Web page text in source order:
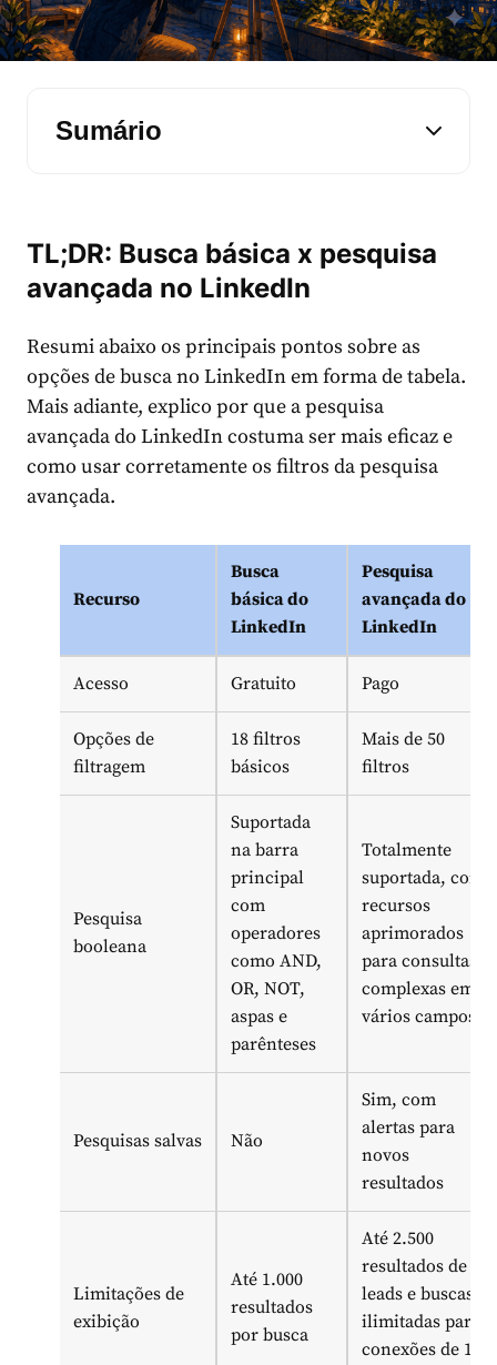
Sumário
TL;DR: Busca básica x pesquisa
avançada no LinkedIn
Resumi abaixo os principais pontos sobre as
opções de busca no LinkedIn em forma de tabela.
Mais adiante, explico por que a pesquisa
avançada do LinkedIn costuma ser mais eficaz e
como usar corretamente os filtros da pesquisa
avançada.
Recurso
Busca
básica do
LinkedIn
Pesquisa
avançada do
LinkedIn
Acesso Gratuito Pago
Opções de
filtragem
18 filtros
básicos
Mais de 50
filtros
Pesquisa
booleana
Suportada
na barra
principal
com
operadores
como AND,
OR, NOT,
aspas e
parênteses
Totalmente
suportada, com
recursos
aprimorados
para consultas
complexas em
vários campos
Pesquisas salvas Não
Sim, com
alertas para
novos
resultados
Limitações de
exibição
Até 1.000
resultados
por busca
Até 2.500
resultados de
leads e buscas
ilimitadas para
conexões de 1º,